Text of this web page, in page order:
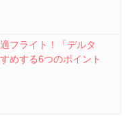
フライト！「デルタ
めする6つのポイント